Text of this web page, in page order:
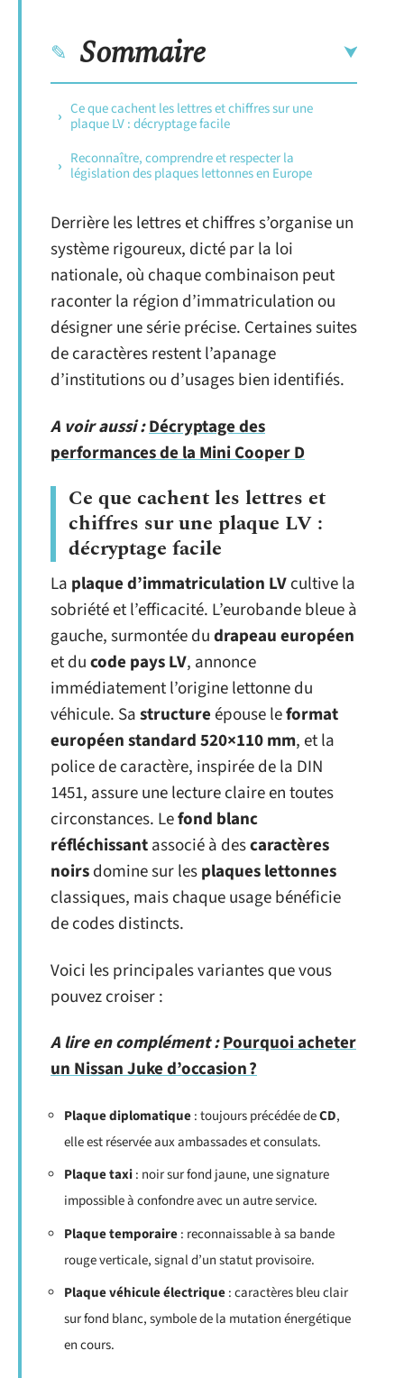
Sommaire
Ce que cachent les lettres et chiffres sur une
plaque LV : décryptage facile
Reconnaître, comprendre et respecter la
législation des plaques lettonnes en Europe
Derrière les lettres et chiffres s’organise un
système rigoureux, dicté par la loi
nationale, où chaque combinaison peut
raconter la région d’immatriculation ou
désigner une série précise. Certaines suites
de caractères restent l’apanage
d’institutions ou d’usages bien identifiés.
A voir aussi :Décryptage des
performances de la Mini Cooper D
Ce que cachent les lettres et
chiffres sur une plaque LV :
décryptage facile
La plaque d’immatriculation LVcultive la
sobriété et l’efficacité. L’eurobande bleue à
gauche, surmontée dudrapeau européen
et ducode pays LV, annonce
immédiatement l’origine lettonne du
véhicule. Sastructureépouse leformat
européen standard 520×110 mm, et la
police de caractère, inspirée de la DIN
1451, assure une lecture claire en toutes
circonstances. Lefond blanc
réfléchissantassocié à descaractères
noirsdomine sur lesplaques lettonnes
classiques, mais chaque usage bénéficie
de codes distincts.
Voici les principales variantes que vous
pouvez croiser :
A lire en complément :Pourquoi acheter
un Nissan Juke d’occasion ?
Plaque diplomatique: toujours précédée deCD,
elle est réservée aux ambassades et consulats.
Plaque taxi: noir sur fond jaune, une signature
impossible à confondre avec un autre service.
Plaque temporaire: reconnaissable à sa bande
rouge verticale, signal d’un statut provisoire.
Plaque véhicule électrique: caractères bleu clair
sur fond blanc, symbole de la mutation énergétique
en cours.